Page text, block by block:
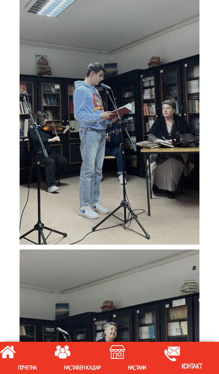
ПОЧЕТНА НАСТАВЕН КАДАР НАСТАНИ КОНТАКТ